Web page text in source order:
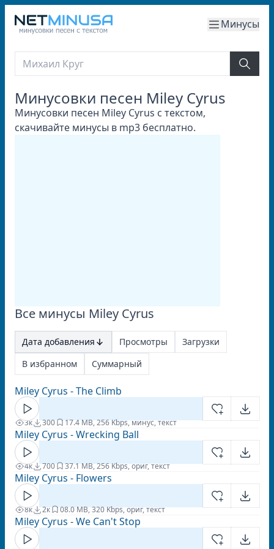
Минусы
Минусовки песен Miley Cyrus
Минусовки песен Miley Cyrus с текстом,
скачивайте минусы в mp3 бесплатно.
Все минусы Miley Cyrus
Дата добавления Просмотры
Загрузки
В избранном
Суммарный
Miley Cyrus - The Climb
3к 300 17.4 MB, 256 Kbps, минус, текст
Miley Cyrus - Wrecking Ball
4к 700 37.1 MB, 256 Kbps, ориг, текст
Miley Cyrus - Flowers
8к 2к 08.0 MB, 320 Kbps, ориг, текст
Miley Cyrus - We Can't Stop